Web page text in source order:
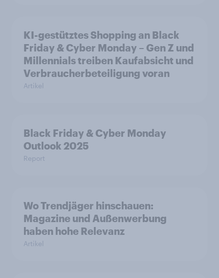
KI-gestütztes Shopping an Black
Friday & Cyber Monday – Gen Z und
Millennials treiben Kaufabsicht und
Verbraucherbeteiligung voran
Artikel
Black Friday & Cyber Monday
Outlook 2025
Report
Wo Trendjäger hinschauen:
Magazine und Außenwerbung
haben hohe Relevanz
Artikel